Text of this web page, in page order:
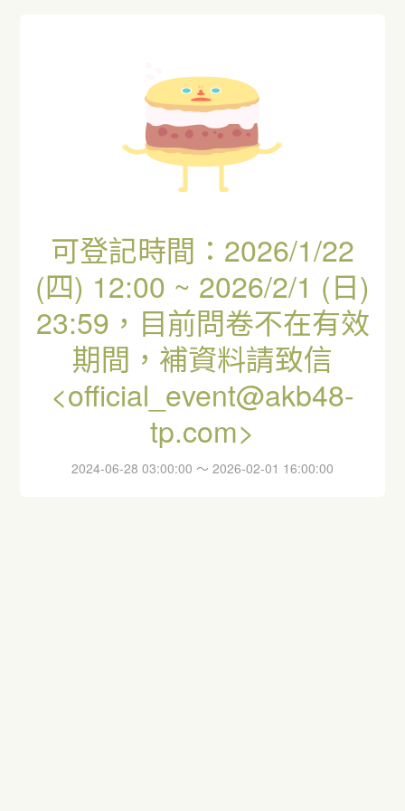
可登記時間：2026/1/22
(四) 12:00 ~ 2026/2/1 (日)
23:59，目前問卷不在有效
期間，補資料請致信
<official_event@akb48-
tp.com>
2024-06-28 03:00:00 ～ 2026-02-01 16:00:00